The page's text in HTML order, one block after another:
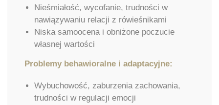
Nieśmiałość, wycofanie, trudności w
nawiązywaniu relacji z rówieśnikami
Niska samoocena i obniżone poczucie
własnej wartości
Problemy behawioralne i adaptacyjne:
Wybuchowość, zaburzenia zachowania,
trudności w regulacji emocji